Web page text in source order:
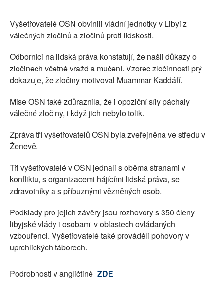
RUBRIKY
PLNÁ VERZE STRÁNEK
Vyšetřovatelé OSN obvinili vládní jednotky v Libyi z
válečných zločinů a zločinů proti lidskosti.
Odborníci na lidská práva konstatují, že našli důkazy o
zločinech včetně vražd a mučení. Vzorec zločinnosti prý
dokazuje, že zločiny motivoval Muammar Kaddáfí.
Mise OSN také zdůraznila, že i opoziční síly páchaly
válečné zločiny, i když jich nebylo tolik.
Zpráva tří vyšetřovatelů OSN byla zveřejněna ve středu v
Ženevě.
Tři vyšetřovatelé v OSN jednali s oběma stranami v
konfliktu, s organizacemi hájícími lidská práva, se
zdravotníky a s příbuznými vězněných osob.
Podklady pro jejich závěry jsou rozhovory s 350 členy
libyjské vlády i osobami v oblastech ovládaných
vzbouřenci. Vyšetřovatelé také prováděli pohovory v
uprchlických táborech.
Podrobnosti v angličtině ZDE